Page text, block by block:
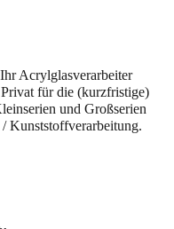
Acrylglasverarbeiter
für die (kurzfristige)
und Großserien
Kunststoffverarbeitung.